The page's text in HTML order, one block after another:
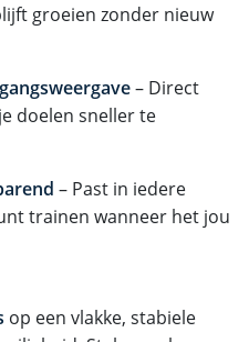
groeien zonder nieuw
– Direct
doelen sneller te
– Past in iedere
trainen wanneer het jou
op een vlakke, stabiele